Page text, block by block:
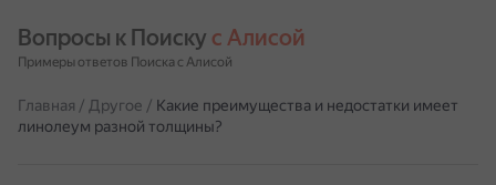
Вопросы к Поиску с Алисой
Примеры ответов Поиска с Алисой
Главная / Другое / Какие преимущества и недостатки имеет
линолеум разной толщины?